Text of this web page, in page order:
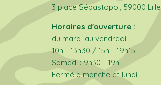
3 place Sébastopol, 59000 Lille
Horaires d'ouverture :
du mardi au vendredi :
10h - 13h30 / 15h - 19h15
Samedi : 9h30 - 19h
Fermé dimanche et lundi